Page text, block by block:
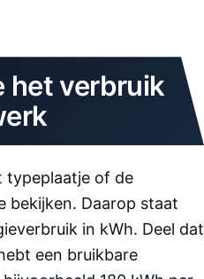
het verbruik
typeplaatje of de
bekijken. Daarop staat
in kWh. Deel dat
een bruikbare